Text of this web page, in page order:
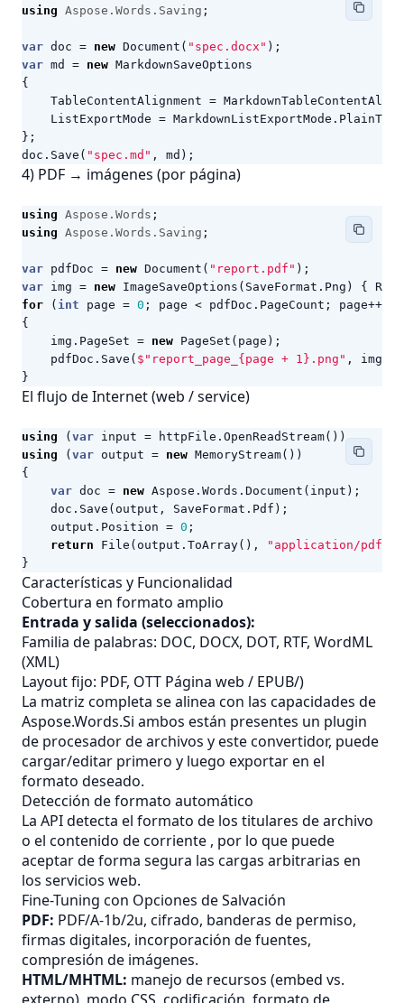
using Aspose.Words.Saving ;
var doc = new Document ( "spec.docx" );
var md = new MarkdownSaveOptions
{
TableContentAlignment =
ListExportMode = MarkdownListExportMode . PlainText
};
doc . Save ( "spec.md" , md );
4) PDF → imágenes (por página)
using Aspose.Words ;
using Aspose.Words.Saving ;
var pdfDoc = new Document ( "report.pdf" );
var img = new ImageSaveOptions ( SaveFormat . Png ) {
for
( int page = 0 ; page < pdfDoc . PageCount ; page++)
{
img . PageSet = new PageSet ( page );
pdfDoc . Save ( $"report_page_{page + 1}.png" , img
}
El flujo de Internet (web / service)
using ( var input = httpFile . OpenReadStream())
using
( var output = new MemoryStream())
{
var doc = new Aspose . Words . Document ( input );
doc . Save ( output , SaveFormat . Pdf );
output . Position = 0 ;
return
File ( output . ToArray(), "application/pdf"
}
Características y Funcionalidad
Cobertura en formato amplio
Entrada y salida (seleccionados):
Familia de palabras: DOC, DOCX, DOT, RTF, WordML
(XML)
Layout fijo: PDF, OTT Página web / EPUB/)
La matriz completa se alinea con las capacidades de
Aspose.Words.Si ambos están presentes un plugin
de procesador de archivos y este convertidor, puede
cargar/editar primero y luego exportar en el
formato deseado.
Detección de formato automático
La API detecta el formato de los titulares de archivo
o el contenido de corriente , por lo que puede
aceptar de forma segura las cargas arbitrarias en
los servicios web.
Fine-Tuning con Opciones de Salvación
PDF: PDF/A‐1b/2u, cifrado, banderas de permiso,
firmas digitales, incorporación de fuentes,
compresión de imágenes.
HTML/MHTML: manejo de recursos (embed vs.